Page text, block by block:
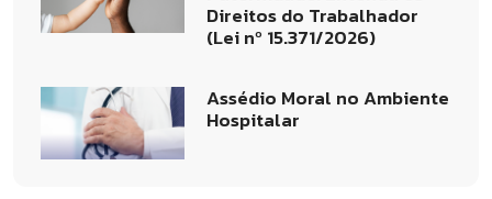
Direitos do Trabalhador
(Lei nº 15.371/2026)
Assédio Moral no Ambiente
Hospitalar